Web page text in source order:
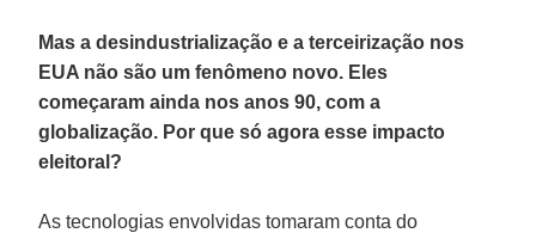
Mas a desindustrialização e a terceirização nos
EUA não são um fenômeno novo. Eles
começaram ainda nos anos 90, com a
globalização. Por que só agora esse impacto
eleitoral?
As tecnologias envolvidas tomaram conta do